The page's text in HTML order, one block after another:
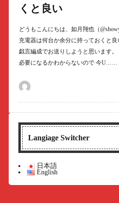
くと良い
どうもこんにちは、如月翔也（
充電器は何台か余分に持っておくと
戯言編成でお送りしようと思います
必要になるかわからないので 今U……
Langiage Switcher
日本語
English